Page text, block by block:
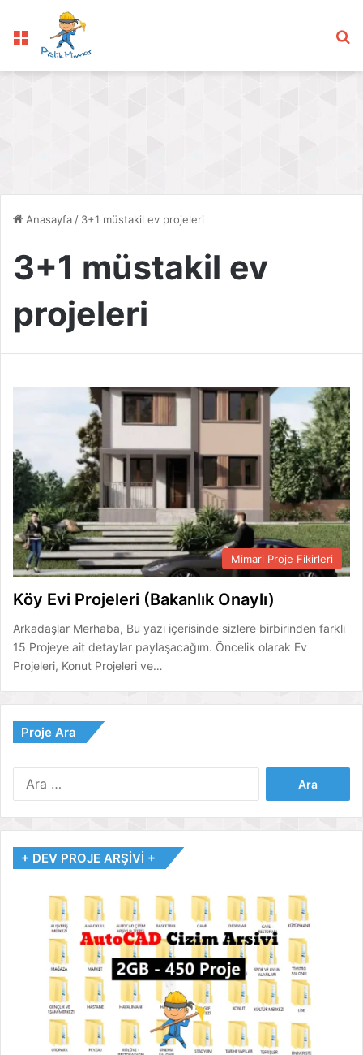
Menü
Anasayfa / 3+1 müstakil ev projeleri
3+1 müstakil ev
projeleri
Mimari Proje Fikirleri
Köy Evi Projeleri (Bakanlık Onaylı)
Arkadaşlar Merhaba, Bu yazı içerisinde sizlere birbirinden farklı
15 Projeye ait detaylar paylaşacağım. Öncelik olarak Ev
Projeleri, Konut Projeleri ve…
Proje Ara
+ DEV PROJE ARŞİVİ +